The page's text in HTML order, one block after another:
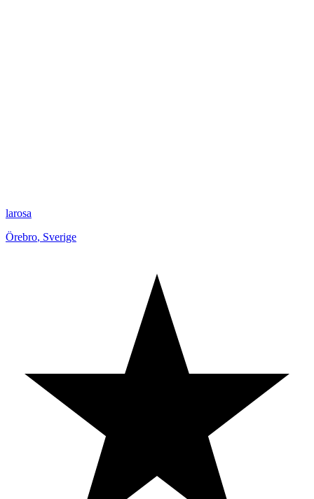
larosa
Örebro, Sverige